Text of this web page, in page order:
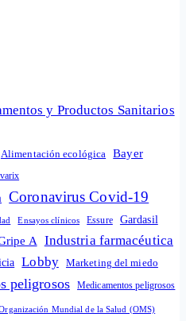
y Productos Sanitarios
Alimentación ecológica Bayer
Coronavirus Covid-19
Ensayos clínicos Essure Gardasil
A Industria farmacéutica
Lobby Marketing del miedo
peligrosos Medicamentos peligrosos
Mundial de la Salud (OMS)